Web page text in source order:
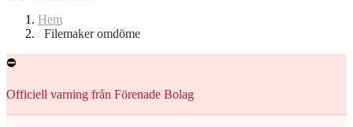
Hem
/ Filemaker omdöme
⛔
Officiell varning från Förenade Bolag